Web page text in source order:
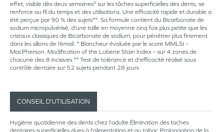
effet, visible dès deux semaines* sur les tâches superficielles des dents, se
renforce au fil du temps et des utilisations. Une efficacité rapide et durable a
été perçue par 90 % des sujets**. Sa formule contient du Bicarbonate de
sodium micropulvérisé, d’une taille en moyenne cinq fois plus petite que les
cristaux classiques de Bicarbonate de sodium, pour pénétrer plus finement
dans les sillons de l’émail. * Blancheur évaluée par le score MMLSI –
MacPherson. Modification of the Lobene Stain Index – sur 4 zones de
chacune des 8 incisives ** Test de tolérance et d'efficacité réalisé sous
contrôle dentaire sur 52 sujets pendant 28 jours
CONSEIL D’UTILISATION
Hygiène quotidienne des dents chez l'adulte.Élimination des taches
dentaires superficielles dues à l'alimentation et au tabac.Prolongation de la